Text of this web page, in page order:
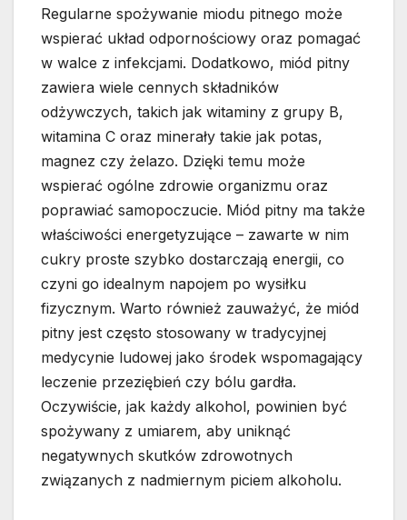
Regularne spożywanie miodu pitnego może
wspierać układ odpornościowy oraz pomagać
w walce z infekcjami. Dodatkowo, miód pitny
zawiera wiele cennych składników
odżywczych, takich jak witaminy z grupy B,
witamina C oraz minerały takie jak potas,
magnez czy żelazo. Dzięki temu może
wspierać ogólne zdrowie organizmu oraz
poprawiać samopoczucie. Miód pitny ma także
właściwości energetyzujące – zawarte w nim
cukry proste szybko dostarczają energii, co
czyni go idealnym napojem po wysiłku
fizycznym. Warto również zauważyć, że miód
pitny jest często stosowany w tradycyjnej
medycynie ludowej jako środek wspomagający
leczenie przeziębień czy bólu gardła.
Oczywiście, jak każdy alkohol, powinien być
spożywany z umiarem, aby uniknąć
negatywnych skutków zdrowotnych
związanych z nadmiernym piciem alkoholu.